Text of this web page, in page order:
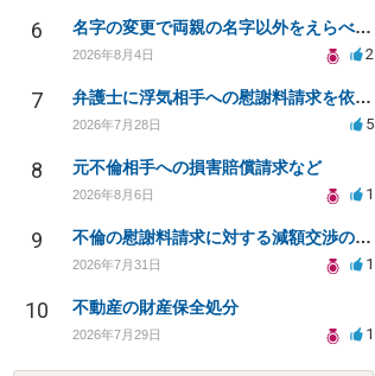
6 名字の変更で両親の名字以外をえらべるのか？
2026年8月4日 2
7 弁護士に浮気相手への慰謝料請求を依頼する費用相場は？
2026年7月28日 5
8 元不倫相手への損害賠償請求など
2026年8月6日 1
9 不倫の慰謝料請求に対する減額交渉の可能性と対策
2026年7月31日 1
10 不動産の財産保全処分
2026年7月29日 1